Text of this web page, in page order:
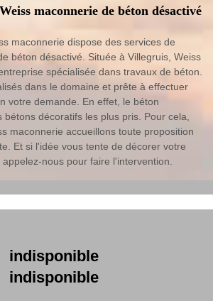
maconnerie de béton désactivé
maconnerie dispose des services de
béton désactivé. Située à Villegruis, Weiss
spécialisée dans travaux de béton.
dans le domaine et prête à effectuer
votre demande. En effet, le béton
décoratifs les plus pris. Pour cela,
maconnerie accueillons toute proposition
Et si l'idée vous tente de décorer votre
nous pour faire l'intervention.
indisponible
indisponible